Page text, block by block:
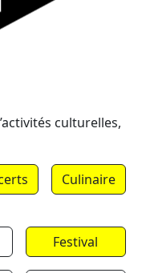
culturelles,
Culinaire
Festival